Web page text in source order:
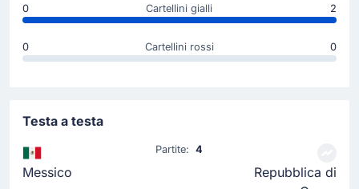
0 Cartellini gialli 2
0 Cartellini rossi 0
Testa a testa
Messico
Partite:4
Repubblica di